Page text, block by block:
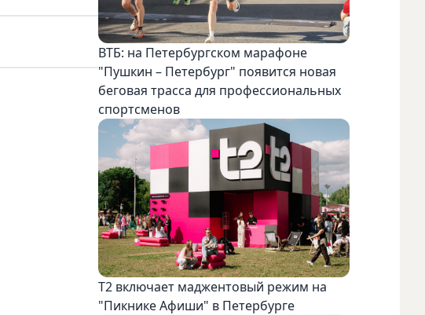
ВТБ: на Петербургском марафоне
"Пушкин – Петербург" появится новая
беговая трасса для профессиональных
спортсменов
Т2 включает маджентовый режим на
"Пикнике Афиши" в Петербурге